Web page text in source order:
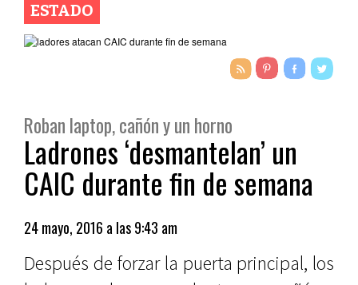
ESTADO
Roban laptop, cañón y un horno
Ladrones ‘desmantelan’ un
CAIC durante fin de semana
24 mayo, 2016 a las 9:43 am
Después de forzar la puerta principal, los